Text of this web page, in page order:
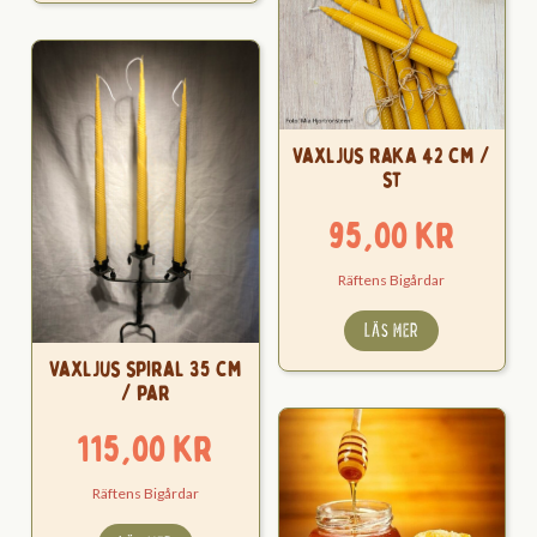
Vaxljus raka 42 cm /
st
95,00kr
Räftens Bigårdar
LÄS MER
Vaxljus spiral 35 cm
/ par
115,00kr
Räftens Bigårdar